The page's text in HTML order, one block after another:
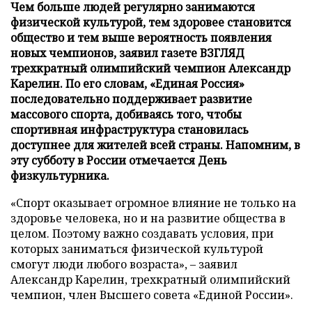
Чем больше людей регулярно занимаются
физической культурой, тем здоровее становится
общество и тем выше вероятность появления
новых чемпионов, заявил газете ВЗГЛЯД
трехкратный олимпийский чемпион Александр
Карелин. По его словам, «Единая Россия»
последовательно поддерживает развитие
массового спорта, добиваясь того, чтобы
спортивная инфраструктура становилась
доступнее для жителей всей страны. Напомним, в
эту субботу в России отмечается День
физкультурника.
«Спорт оказывает огромное влияние не только на
здоровье человека, но и на развитие общества в
целом. Поэтому важно создавать условия, при
которых заниматься физической культурой
смогут люди любого возраста», – заявил
Александр Карелин, трехкратный олимпийский
чемпион, член Высшего совета «Единой России».